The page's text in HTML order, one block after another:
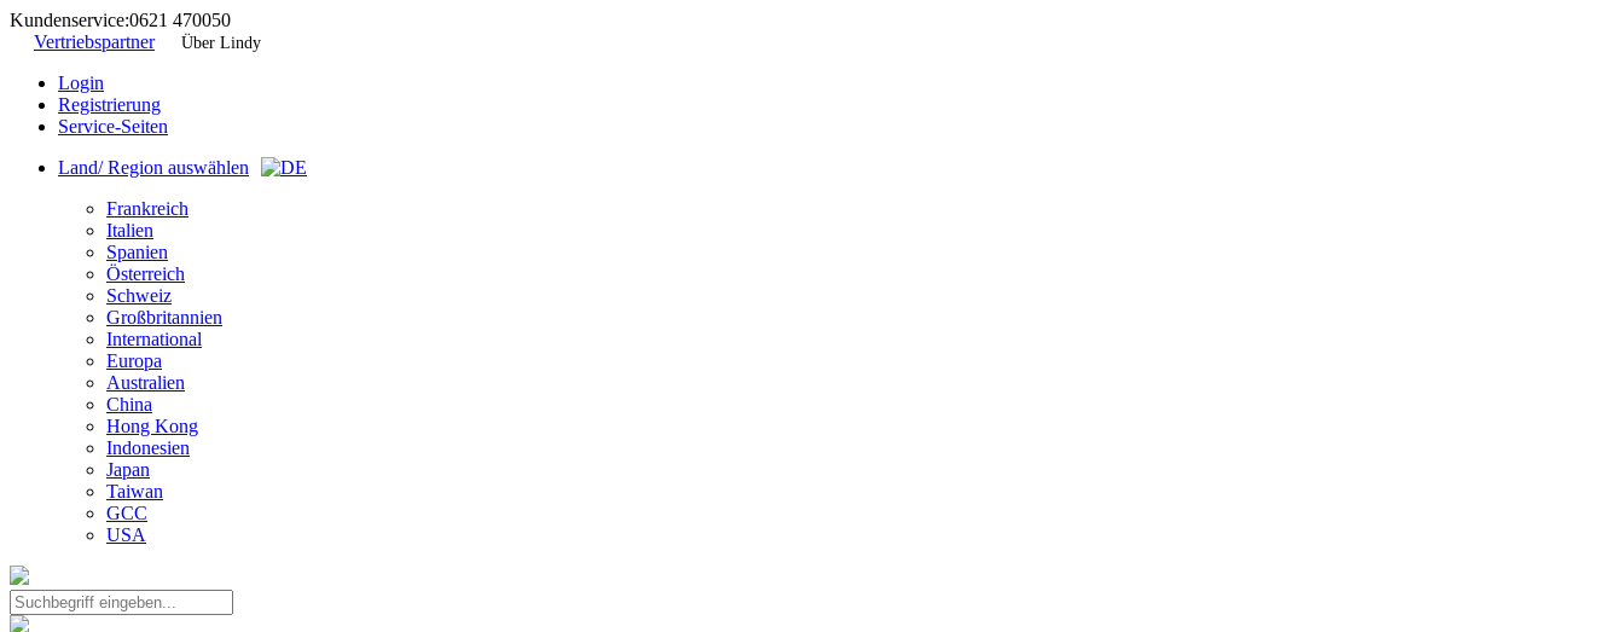
Kundenservice:0621 470050
Vertriebspartner
Über Lindy
Login
Registrierung
Service-Seiten
Land/ Region auswählen
Frankreich
Italien
Spanien
Österreich
Schweiz
Großbritannien
International
Europa
Australien
China
Hong Kong
Indonesien
Japan
Taiwan
GCC
USA